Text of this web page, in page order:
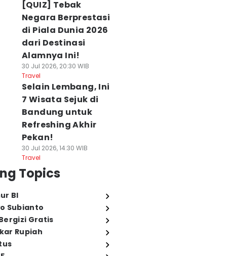
[QUIZ] Tebak
Negara Berprestasi
di Piala Dunia 2026
dari Destinasi
Alamnya Ini!
30 Jul 2026, 20:30 WIB
Travel
Selain Lembang, Ini
7 Wisata Sejuk di
Bandung untuk
Refreshing Akhir
Pekan!
30 Jul 2026, 14:30 WIB
Travel
Topics
BI
Subianto
Gratis
Rupiah